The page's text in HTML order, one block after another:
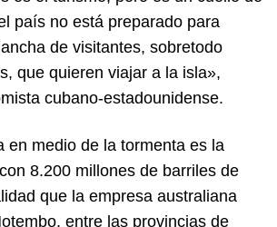
país no está preparado para
de visitantes, sobretodo
que quieren viajar a la isla»,
cubano-estadounidense.
en medio de la tormenta es la
8.200 millones de barriles de
que la empresa australiana
entre las provincias de